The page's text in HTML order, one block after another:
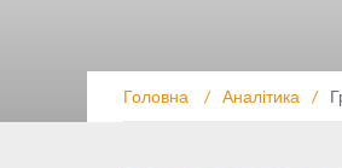
Головна / Аналітика /